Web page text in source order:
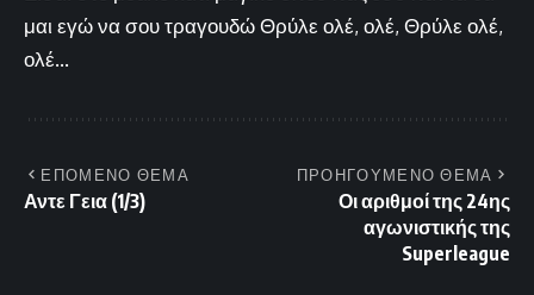
μαι εγώ να σου τραγουδώ Θρύλε ολέ, ολέ, Θρύλε ολέ,
ολέ...
ΕΠΟΜΕΝΟ ΘΕΜΑ
Αντε Γεια (1/3)
ΠΡΟΗΓΟΥΜΕΝΟ ΘΕΜΑ
Οι αριθμοί της 24ης
αγωνιστικής της
Superleague